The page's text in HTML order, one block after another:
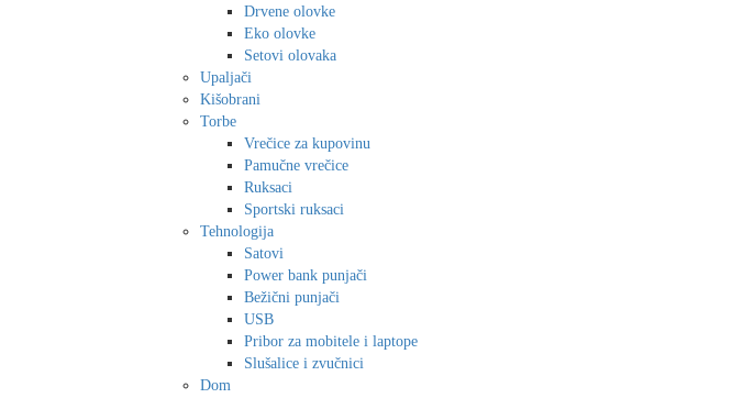
Drvene olovke
Eko olovke
Setovi olovaka
Upaljači
Kišobrani
Torbe
Vrečice za kupovinu
Pamučne vrečice
Ruksaci
Sportski ruksaci
Tehnologija
Satovi
Power bank punjači
Bežični punjači
USB
Pribor za mobitele i laptope
Slušalice i zvučnici
Dom